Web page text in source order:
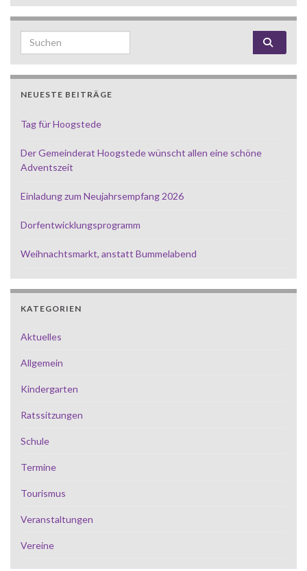
Search for:
NEUESTE BEITRÄGE
Tag für Hoogstede
Der Gemeinderat Hoogstede wünscht allen eine schöne
Adventszeit
Einladung zum Neujahrsempfang 2026
Dorfentwicklungsprogramm
Weihnachtsmarkt, anstatt Bummelabend
KATEGORIEN
Aktuelles
Allgemein
Kindergarten
Ratssitzungen
Schule
Termine
Tourismus
Veranstaltungen
Vereine